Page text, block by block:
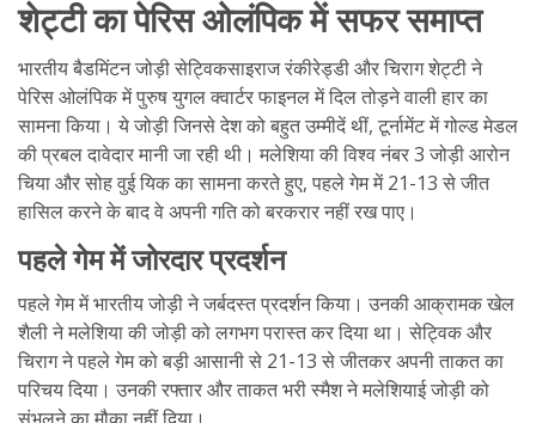
शेट्टी का पेरिस ओलंपिक में सफर समाप्त
भारतीय बैडमिंटन जोड़ी सेट्विकसाइराज रंकीरेड्डी और चिराग शेट्टी ने
पेरिस ओलंपिक में पुरुष युगल क्वार्टर फाइनल में दिल तोड़ने वाली हार का
सामना किया। ये जोड़ी जिनसे देश को बहुत उम्मीदें थीं, टूर्नामेंट में गोल्ड मेडल
की प्रबल दावेदार मानी जा रही थी। मलेशिया की विश्व नंबर 3 जोड़ी आरोन
चिया और सोह वुई यिक का सामना करते हुए, पहले गेम में 21-13 से जीत
हासिल करने के बाद वे अपनी गति को बरकरार नहीं रख पाए।
पहले गेम में जोरदार प्रदर्शन
पहले गेम में भारतीय जोड़ी ने जर्बदस्त प्रदर्शन किया। उनकी आक्रामक खेल
शैली ने मलेशिया की जोड़ी को लगभग परास्त कर दिया था। सेट्विक और
चिराग ने पहले गेम को बड़ी आसानी से 21-13 से जीतकर अपनी ताकत का
परिचय दिया। उनकी रफ्तार और ताकत भरी स्मैश ने मलेशियाई जोड़ी को